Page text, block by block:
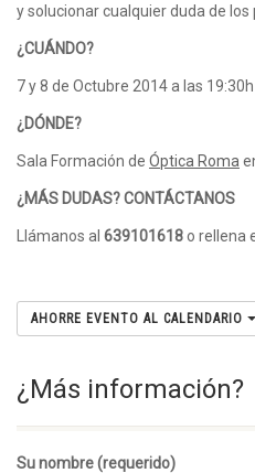
y solucionar cualquier duda de los
¿CUÁNDO?
7 y 8 de Octubre 2014 a las 19:30h
¿DÓNDE?
Sala Formación de Óptica Roma
¿MÁS DUDAS? CONTÁCTANOS
Llámanos al 639101618o rellena
AHORRE EVENTO AL CALENDARIO
¿Más información?
Su nombre (requerido)